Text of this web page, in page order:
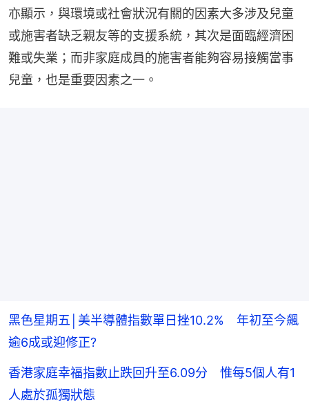
亦顯示，與環境或社會狀況有關的因素大多涉及兒童
或施害者缺乏親友等的支援系統，其次是面臨經濟困
難或失業；而非家庭成員的施害者能夠容易接觸當事
兒童，也是重要因素之一。
黑色星期五│美半導體指數單日挫10.2% 年初至今飆
逾6成或迎修正?
香港家庭幸福指數止跌回升至6.09分 惟每5個人有1
人處於孤獨狀態